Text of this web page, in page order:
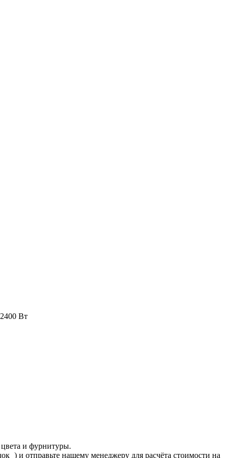
Вт
цвета и фурнитуры.
) и отправьте нашему менеджеру для расчёта стоимости на